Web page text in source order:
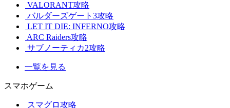
VALORANT攻略
バルダーズゲート3攻略
LET IT DIE: INFERNO攻略
ARC Raiders攻略
サブノーティカ2攻略
一覧を見る
スマホゲーム
スマグロ攻略